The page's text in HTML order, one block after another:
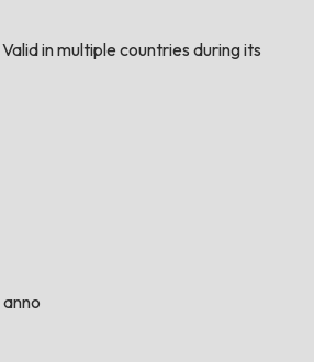
Valid in multiple countries during its
anno